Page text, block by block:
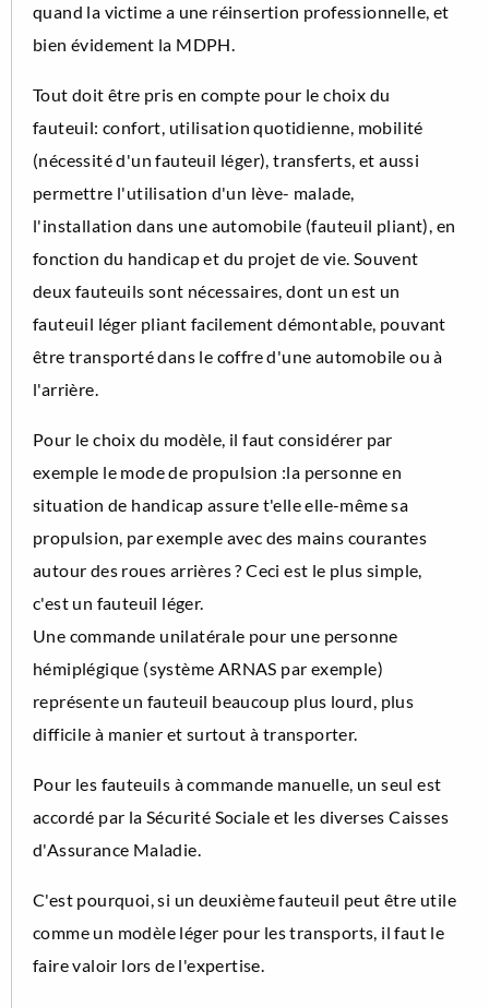
quand la victime a une réinsertion professionnelle, et
bien évidement la MDPH.
Tout doit être pris en compte pour le choix du
fauteuil: confort, utilisation quotidienne, mobilité
(nécessité d'un fauteuil léger), transferts, et aussi
permettre l'utilisation d'un lève- malade,
l'installation dans une automobile (fauteuil pliant), en
fonction du handicap et du projet de vie. Souvent
deux fauteuils sont nécessaires, dont un est un
fauteuil léger pliant facilement démontable, pouvant
être transporté dans le coffre d'une automobile ou à
l'arrière.
Pour le choix du modèle, il faut considérer par
exemple le mode de propulsion :la personne en
situation de handicap assure t'elle elle-même sa
propulsion, par exemple avec des mains courantes
autour des roues arrières ? Ceci est le plus simple,
c'est un fauteuil léger.
Une commande unilatérale pour une personne
hémiplégique (système ARNAS par exemple)
représente un fauteuil beaucoup plus lourd, plus
difficile à manier et surtout à transporter.
Pour les fauteuils à commande manuelle, un seul est
accordé par la Sécurité Sociale et les diverses Caisses
d'Assurance Maladie.
C'est pourquoi, si un deuxième fauteuil peut être utile
comme un modèle léger pour les transports, il faut le
faire valoir lors de l'expertise.